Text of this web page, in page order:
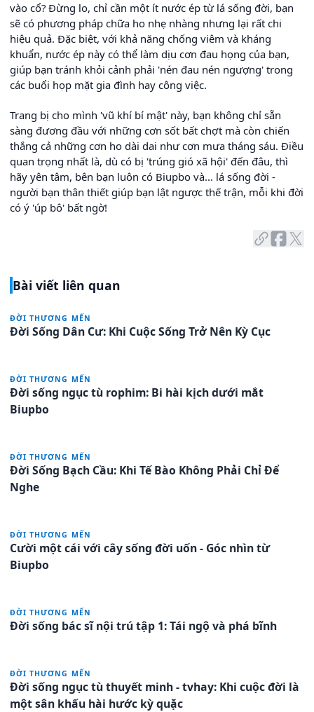
vào cổ? Đừng lo, chỉ cần một ít nước ép từ lá sống đời, bạn
sẽ có phương pháp chữa ho nhẹ nhàng nhưng lại rất chi
hiệu quả. Đặc biệt, với khả năng chống viêm và kháng
khuẩn, nước ép này có thể làm dịu cơn đau họng của bạn,
giúp bạn tránh khỏi cảnh phải 'nén đau nén ngượng' trong
các buổi họp mặt gia đình hay công việc.
Trang bị cho mình 'vũ khí bí mật' này, bạn không chỉ sẵn
sàng đương đầu với những cơn sốt bất chợt mà còn chiến
thắng cả những cơn ho dài dai như cơn mưa tháng sáu. Điều
quan trọng nhất là, dù có bị 'trúng gió xã hội' đến đâu, thì
hãy yên tâm, bên bạn luôn có Biupbo và... lá sống đời -
người bạn thân thiết giúp bạn lật ngược thế trận, mỗi khi đời
có ý 'úp bô' bất ngờ!
Bài viết liên quan
ĐỜI THƯƠNG MẾN
Đời Sống Dân Cư: Khi Cuộc Sống Trở Nên Kỳ Cục
ĐỜI THƯƠNG MẾN
Đời sống ngục tù rophim: Bi hài kịch dưới mắt
Biupbo
ĐỜI THƯƠNG MẾN
Đời Sống Bạch Cầu: Khi Tế Bào Không Phải Chỉ Để
Nghe
ĐỜI THƯƠNG MẾN
Cười một cái với cây sống đời uốn - Góc nhìn từ
Biupbo
ĐỜI THƯƠNG MẾN
Đời sống bác sĩ nội trú tập 1: Tái ngộ và phá bĩnh
ĐỜI THƯƠNG MẾN
Đời sống ngục tù thuyết minh - tvhay: Khi cuộc đời là
một sân khấu hài hước kỳ quặc